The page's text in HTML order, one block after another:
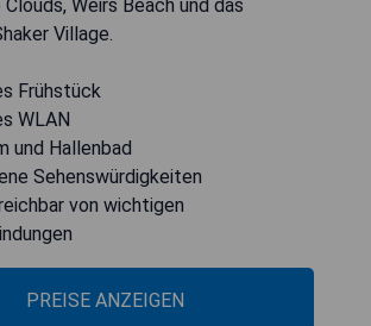
Weirs Beach und das
Village.
Frühstück
WLAN
und Hallenbad
Sehenswürdigkeiten
von wichtigen
PREISE ANZEIGEN